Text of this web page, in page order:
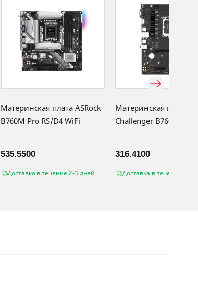
Материнская плата ASRock
B760M Pro RS/D4 WiFi
535.5500
Доставка в течение 2-3 дней
Материнская плата
Challenger B760M-N
316.4100
Доставка в течение 2-3